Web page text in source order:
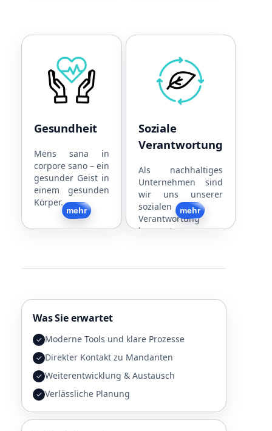
Gesundheit
Mens sana in
corpore sano – ein
gesunder Geist in
einem gesunden
Körper.
mehr
Kooperationen mit
Physiotherapeuten
Ärzten
Fitnesscentern
Gratis Obst und
Snacks
Getränke
Zurück
Soziale
Verantwortung
Als nachhaltiges
Unternehmen sind
wir uns unserer
sozialen
Verantwortung
bewusst.
mehr
Nachhaltige
Unternehmensführung
Strom aus eigener PV-
Soziales Engagement
Zurück
Was Sie erwartet
✓ Moderne Tools und klare Prozesse
✓ Direkter Kontakt zu Mandanten
✓ Weiterentwicklung & Austausch
✓ Verlässliche Planung